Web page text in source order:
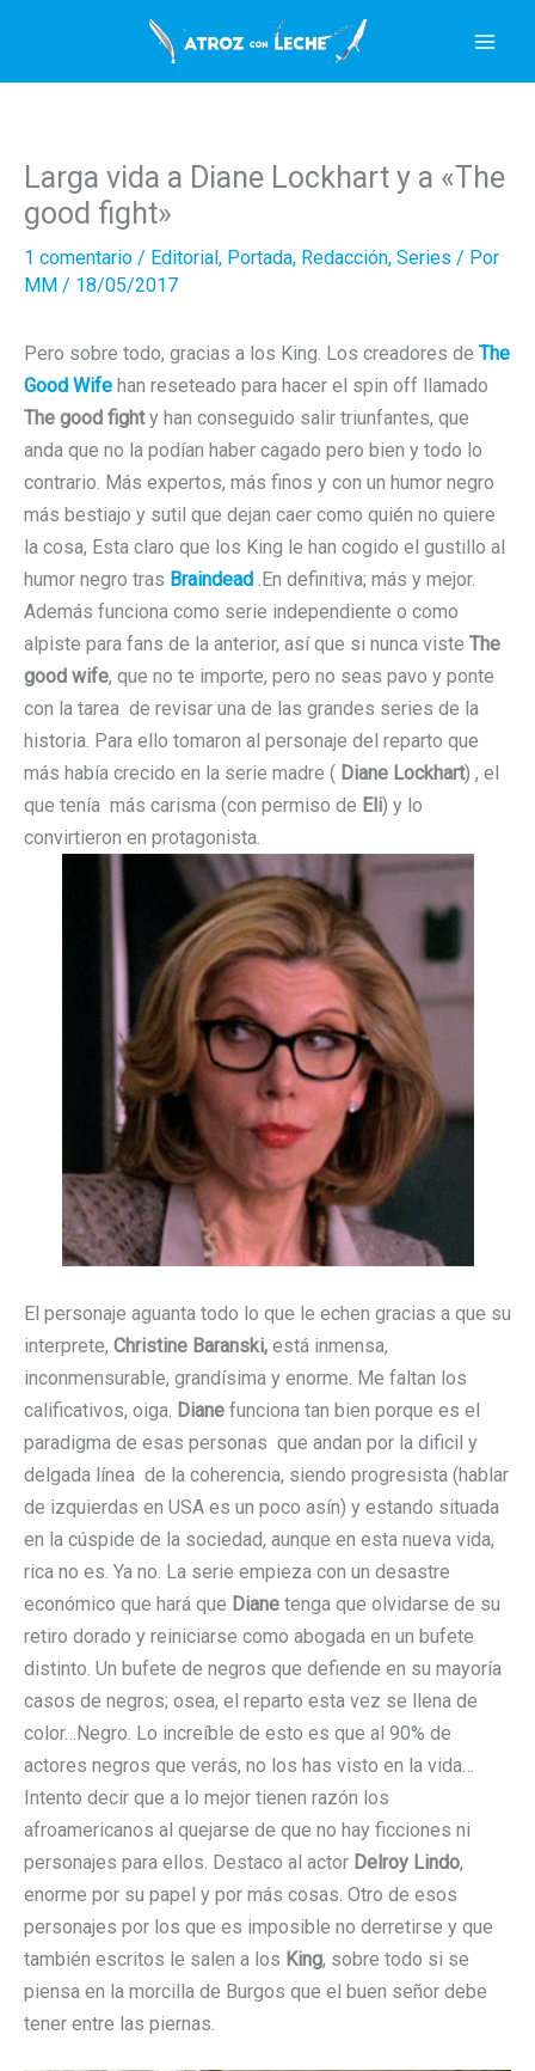
contenido
Larga vida a Diane Lockhart y a «The
good fight»
1 comentario / Editorial, Portada, Redacción, Series / Por
MM / 18/05/2017
Pero sobre todo, gracias a los King. Los creadores de The
Good Wife han reseteado para hacer el spin off llamado
The good fighty han conseguido salir triunfantes, que
anda que no la podían haber cagado pero bien y todo lo
contrario. Más expertos, más finos y con un humor negro
más bestiajo y sutil que dejan caer como quién no quiere
la cosa, Esta claro que los King le han cogido el gustillo al
humor negro tras Braindead .En definitiva; más y mejor.
Además funciona como serie independiente o como
alpiste para fans de la anterior, así que si nunca viste The
good wife, que no te importe, pero no seas pavo y ponte
con la tarea de revisar una de las grandes series de la
historia. Para ello tomaron al personaje del reparto que
más había crecido en la serie madre ( Diane Lockhart) , el
que tenía más carisma (con permiso de Eli) y lo
convirtieron en protagonista.
El personaje aguanta todo lo que le echen gracias a que su
interprete, Christine Baranski, está inmensa,
inconmensurable, grandísima y enorme. Me faltan los
calificativos, oiga. Diane funciona tan bien porque es el
paradigma de esas personas que andan por la dificil y
delgada línea de la coherencia, siendo progresista (hablar
de izquierdas en USA es un poco asín) y estando situada
en la cúspide de la sociedad, aunque en esta nueva vida,
rica no es. Ya no. La serie empieza con un desastre
económico que hará que Diane tenga que olvidarse de su
retiro dorado y reiniciarse como abogada en un bufete
distinto. Un bufete de negros que defiende en su mayoría
casos de negros; osea, el reparto esta vez se llena de
color…Negro. Lo increíble de esto es que al 90% de
actores negros que verás, no los has visto en la vida…
Intento decir que a lo mejor tienen razón los
afroamericanos al quejarse de que no hay ficciones ni
personajes para ellos. Destaco al actor Delroy Lindo,
enorme por su papel y por más cosas. Otro de esos
personajes por los que es imposible no derretirse y que
también escritos le salen a los King, sobre todo si se
piensa en la morcilla de Burgos que el buen señor debe
tener entre las piernas.